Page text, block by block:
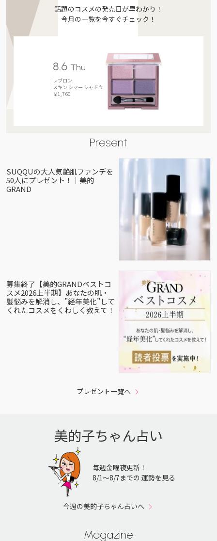
話題のコスメの発売日が早わかり！
今月の一覧を今すぐチェック！
8.6 Thu
レブロン
スキン シマー シャドウ
￥1,760
Present
SUQQUの大人気艶肌ファンデを
50人にプレゼント！｜美的
GRAND
募集終了【美的GRANDベストコ
スメ2026上半期】あなたの肌・
髪悩みを解消し、”経年美化”して
くれたコスメをくわしく教えて！
プレゼント一覧へ
美的子ちゃん占い
毎週金曜夜更新！
8/1〜8/7までの 運勢を見る
今週の美的子ちゃん占いへ
Magazine